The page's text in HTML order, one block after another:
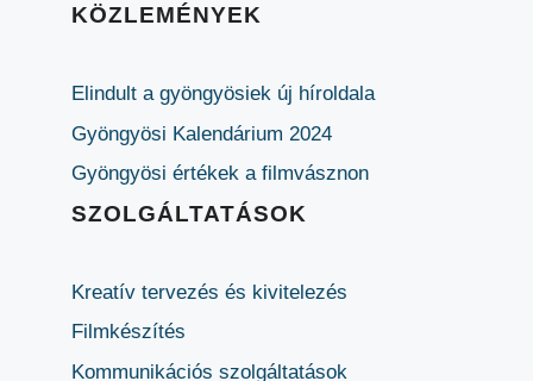
KÖZLEMÉNYEK
Elindult a gyöngyösiek új híroldala
Gyöngyösi Kalendárium 2024
Gyöngyösi értékek a filmvásznon
SZOLGÁLTATÁSOK
Kreatív tervezés és kivitelezés
Filmkészítés
Kommunikációs szolgáltatások